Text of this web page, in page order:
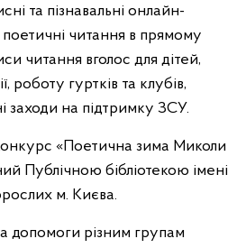
та пізнавальні онлайн-
читання в прямому
читання вголос для дітей,
роботу гуртків та клубів,
заходи на підтримку ЗСУ.
«Поетична зима Миколи
Публічною бібліотекою імені
м. Києва.
допомоги різним групам